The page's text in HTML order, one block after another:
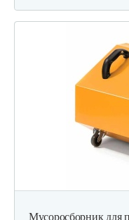
Мусоросборник для